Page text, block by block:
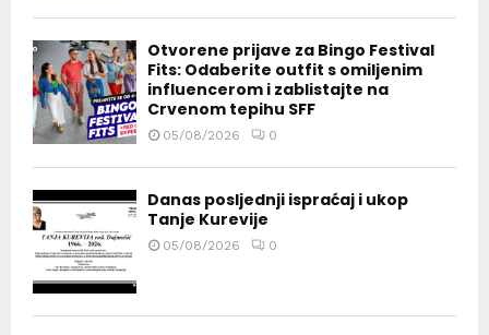
Otvorene prijave za Bingo Festival
Fits: Odaberite outfit s omiljenim
influencerom i zablistajte na
Crvenom tepihu SFF
05/08/2026 0
Danas posljednji ispraćaj i ukop
Tanje Kurevije
05/08/2026 0